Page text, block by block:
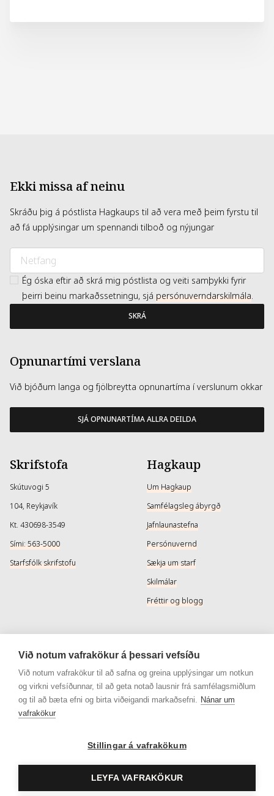
Stærð: 269 g
Ekki missa af neinu
Skráðu þig á póstlista Hagkaups til að vera með þeim fyrstu til
að fá upplýsingar um spennandi tilboð og nýjungar
Ég óska eftir að skrá mig póstlista og veiti samþykki fyrir
þeirri beinu markaðssetningu, sjá persónuverndarskilmála.
SKRÁ
Opnunartími verslana
Við bjóðum langa og fjölbreytta opnunartíma í verslunum okkar
SJÁ OPNUNARTÍMA ALLRA DEILDA
Skrifstofa
Skútuvogi 5
104, Reykjavík
Kt. 430698-3549
Sími: 563-5000
Starfsfólk skrifstofu
Hagkaup
Um Hagkaup
Samfélagsleg ábyrgð
Jafnlaunastefna
Persónuvernd
Sækja um starf
Skilmálar
Fréttir og blogg
Þjónusta
Afhendingarmöguleikar
Skilareglur
Algengar spurningar
Gjafakort
Samfélagsmiðlar
Instagram
Instagram - Snyrtivara
Við notum vafrakökur á þessari vefsíðu
Við notum vafrakökur til að safna og greina upplýsingar um notkun
og virkni vefsíðunnar, til að geta notað lausnir frá samfélagsmiðlum
og til að bæta efni og birta viðeigandi markaðsefni. Nánar um
vafrakökur
Stillingar á vafrakökum
LEYFA VAFRAKÖKUR